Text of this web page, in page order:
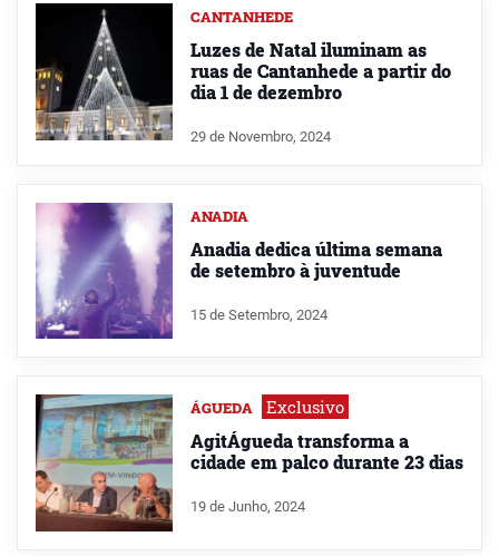
CANTANHEDE
Luzes de Natal iluminam as
ruas de Cantanhede a partir do
dia 1 de dezembro
29 de Novembro, 2024
ANADIA
Anadia dedica última semana
de setembro à juventude
15 de Setembro, 2024
ÁGUEDA Exclusivo
AgitÁgueda transforma a
cidade em palco durante 23 dias
19 de Junho, 2024